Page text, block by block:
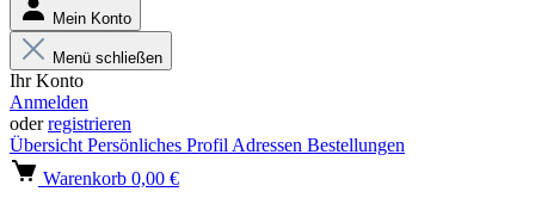
Mein Konto
Menü schließen
Ihr Konto
Anmelden
oderregistrieren
Übersicht Persönliches Profil Adressen Bestellungen
Warenkorb 0,00 €